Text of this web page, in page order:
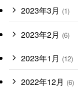
2023年3月 (1)
2023年2月 (6)
2023年1月 (12)
2022年12月 (6)